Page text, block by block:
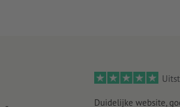
Duidelijke website,